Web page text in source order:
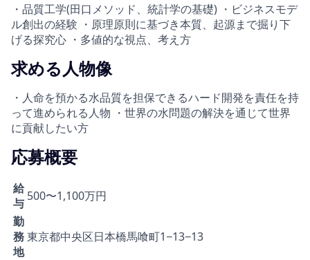
・品質工学(田口メソッド、統計学の基礎) ・ビジネスモデ
ル創出の経験 ・原理原則に基づき本質、起源まで掘り下
げる探究心 ・多値的な視点、考え方
求める人物像
・人命を預かる水品質を担保できるハード開発を責任を持
って進められる人物 ・世界の水問題の解決を通じて世界
に貢献したい方
応募概要
給
与 500〜1,100万円
勤
務
地
東京都中央区日本橋馬喰町1−13−13